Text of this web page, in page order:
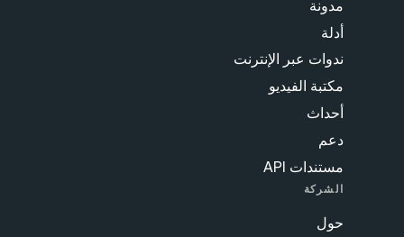
مدونة
ندوات عبر الإنترنت
مكتبة الفيديو
أحداث
مستندات API
الشركة